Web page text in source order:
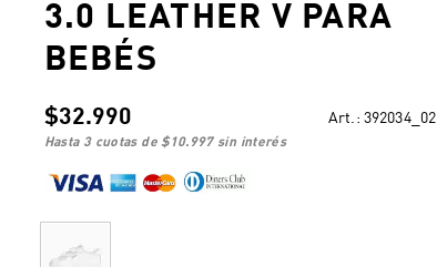
3.0 LEATHER V PARA
BEBÉS
$32.990 Art.: 392034_02
hasta 3 cuotas de $10.997sin interés